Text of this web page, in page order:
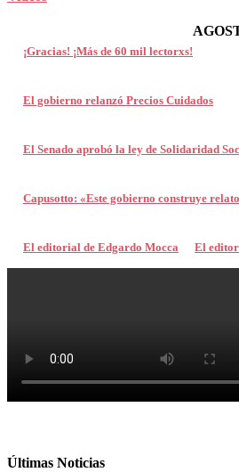
¡Gracias! ¡Más de 60 mil lectorxs!
El gobierno relanzó Precios Cuidados
El Senado aprobó la ley de Solidaridad
Capusotto: «Este gobierno construye
El editorial de Edgardo Mocca El
Últimas Noticias